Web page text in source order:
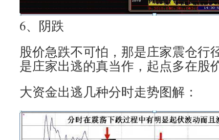
6、阴跌
股价急跌不可怕，那是庄家震仓行
是庄家出逃的真当作，起点多在股
大资金出逃几种分时走势图解：